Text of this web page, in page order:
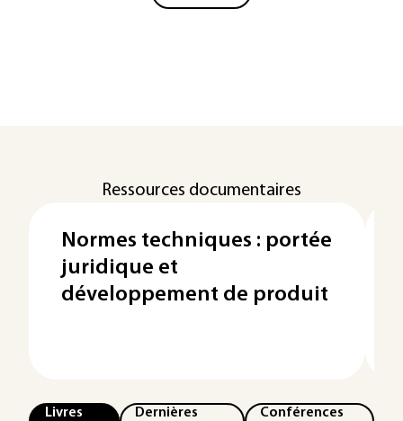
Ressources documentaires
Normes techniques : portée
juridique et
développement de produit
Livres
Dernières
Conférences